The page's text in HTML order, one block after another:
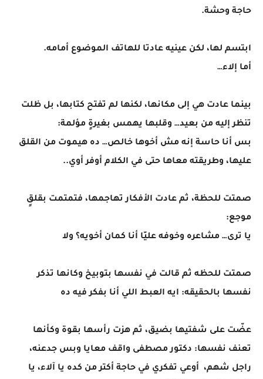
حاجة وحشة.
ابتسم لها، لكن عينيه عادتا للهاتف الموضوع أمامه.
أما إلاء…
بينما عادت هي إلى مكانها، لكنها لم تفتح كتابها، بل ظلت
تنظر إليه من بعيد… وقلبها يهمس بغيرةٍ مؤلمة:
بس أنا حاسة إنه مش أخوها خالص… ده هيموت من القلق
عليها، وطريقته معاها حتى في الكلام أوفر أوي..
صمتت للحظة، ثم عادت الأفكار تهاجمها، فتمتمت بقلقٍ
موجع:
يا ترى… مشاعره وخوفه عليّا أنا كمان أخويه؟ ولا
صمتت للحظه ثم قالت في نفسها بتوبيخ وكانها تذكر
نفسها بالحقيقه: ايه العبط اللي أنا بفكر فيه ده
عضّت على شفتيها بضيق، ثم هزت رأسها بقوة وكأنها
تعنف نفسها: دكتور مصطفى واقف معايا وبس جدعنه،
راجل شهم، أوعي تفكري في حاجة أكتر من كده يا آلاء، يا